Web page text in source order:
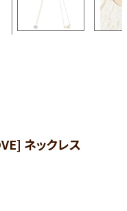
ネックレス